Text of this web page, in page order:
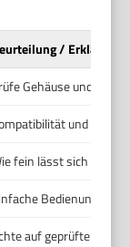
/ Erklärung
Gehäuse und
und
fein lässt sich die
Bedienung und
auf geprüfte